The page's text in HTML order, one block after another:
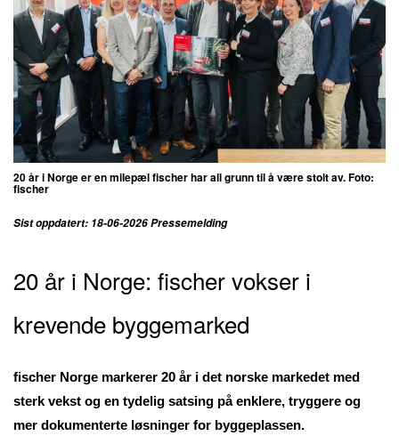
20 år i Norge er en milepæl fischer har all grunn til å være stolt av. Foto:
fischer
Sist oppdatert: 18-06-2026 Pressemelding
20 år i Norge: fischer vokser i
krevende byggemarked
fischer Norge markerer 20 år i det norske markedet med
sterk vekst og en tydelig satsing på enklere, tryggere og
mer dokumenterte løsninger for byggeplassen.